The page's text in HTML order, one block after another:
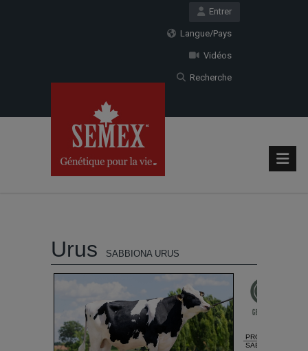
Entrer
Langue/Pays
Vidéos
Recherche